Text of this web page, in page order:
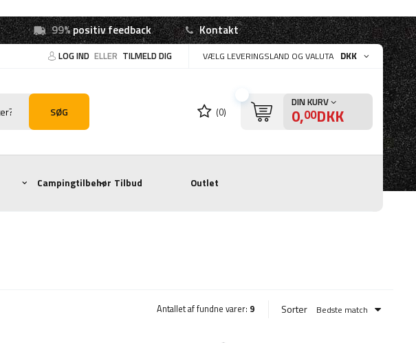
99%positiv feedback Kontakt
LOG IND ELLER TILMELD DIG VÆLG LEVERINGSLAND OG VALUTA DKK
SØG (0)
DIN KURV
0,00DKK
Campingtilbehør Tilbud Outlet
Antallet af fundne varer: 9 Sorter Bedste match